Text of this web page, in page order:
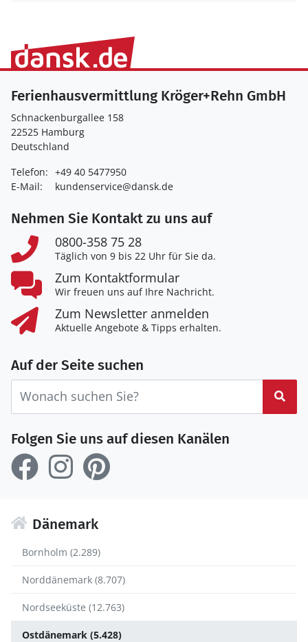
Ferienhausvermittlung Kröger+Rehn GmbH
Schnackenburgallee 158
22525 Hamburg
Deutschland
Telefon: +49 40 5477950
E-Mail:
kundenservice@dansk.de
Nehmen Sie Kontakt zu uns auf
0800-358 75 28
Täglich von 9 bis 22 Uhr für Sie da.
Zum Kontaktformular
Wir freuen uns auf Ihre Nachricht.
Zum Newsletter anmelden
Aktuelle Angebote & Tipps erhalten.
Auf der Seite suchen
Folgen Sie uns auf diesen Kanälen
Dänemark
Bornholm (2.289)
Norddänemark (8.707)
Nordseeküste (12.763)
Ostdänemark (5.428)